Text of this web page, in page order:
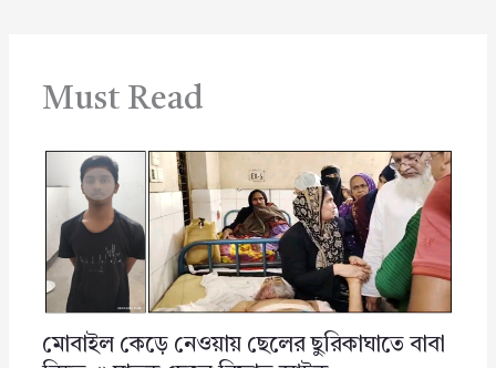
Must Read
মোবাইল কেড়ে নেওয়ায় ছেলের ছুরিকাঘাতে বাবা